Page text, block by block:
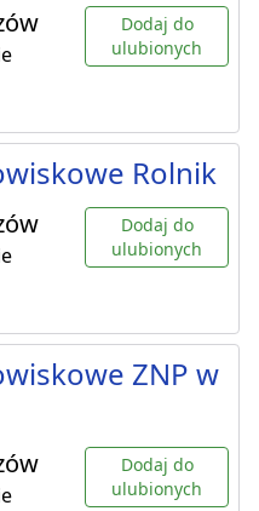
Dodaj do
ulubionych
Rolnik
Dodaj do
ulubionych
ZNP w
Dodaj do
ulubionych